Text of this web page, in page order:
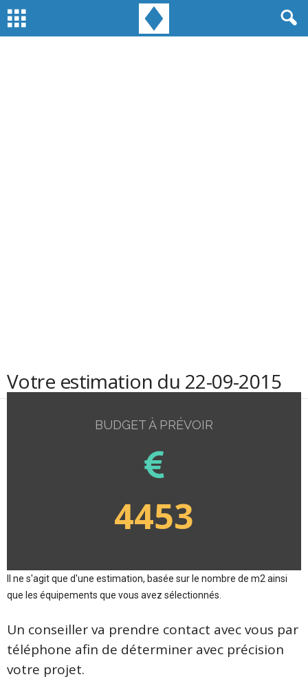
Votre estimation du 22-09-2015
BUDGET À PRÉVOIR
4453
Il ne s'agit que d'une estimation, basée sur le nombre de m2 ainsi
que les équipements que vous avez sélectionnés.
Un conseiller va prendre contact avec vous par
téléphone afin de déterminer avec précision
votre projet.